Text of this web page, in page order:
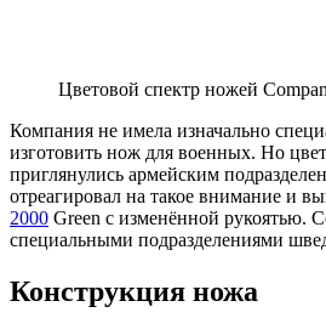
Цветовой спектр ножей
Компания не имела изначально
изготовить нож для военных. Но
приглянулись армейским
отреагировал на такое внимание и
2000 Green с изменённой рукоятью.
специальными подразделениями
Конструкция ножа